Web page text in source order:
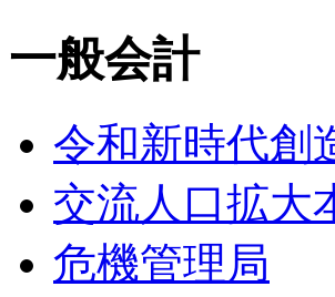
一般会計
令和新時代創
交流人口拡大
危機管理局